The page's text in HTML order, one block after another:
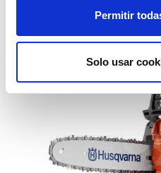
Permitir
Solo usar